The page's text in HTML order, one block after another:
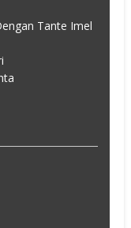
Tante Imel